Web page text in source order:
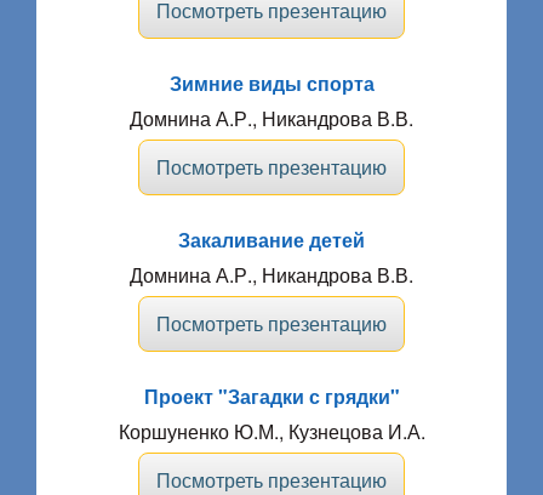
Посмотреть презентацию
Зимние виды спорта
Домнина А.Р., Никандрова В.В.
Посмотреть презентацию
Закаливание детей
Домнина А.Р., Никандрова В.В.
Посмотреть презентацию
Проект "Загадки с грядки"
Коршуненко Ю.М., Кузнецова И.А.
Посмотреть презентацию